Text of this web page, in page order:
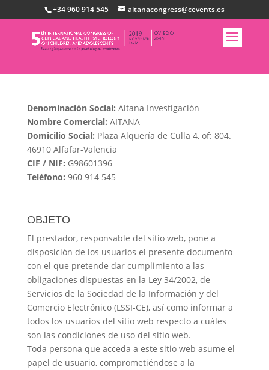
+34 960 914 545 aitanacongress@cevents.es
Denominación Social: Aitana Investigación
Nombre Comercial: AITANA
Domicilio Social: Plaza Alquería de Culla 4, of: 804.
46910 Alfafar-Valencia
CIF / NIF: G98601396
Teléfono: 960 914 545
OBJETO
El prestador, responsable del sitio web, pone a
disposición de los usuarios el presente documento
con el que pretende dar cumplimiento a las
obligaciones dispuestas en la Ley 34/2002, de
Servicios de la Sociedad de la Información y del
Comercio Electrónico (LSSI-CE), así como informar a
todos los usuarios del sitio web respecto a cuáles
son las condiciones de uso del sitio web.
Toda persona que acceda a este sitio web asume el
papel de usuario, comprometiéndose a la